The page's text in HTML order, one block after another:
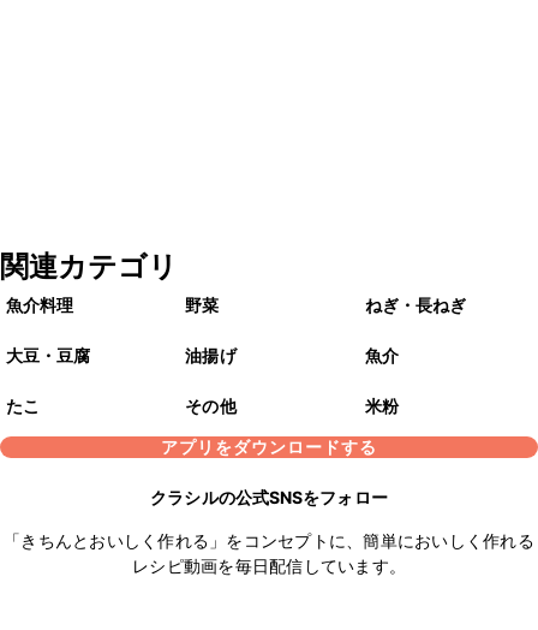
関連カテゴリ
魚介料理 野菜 ねぎ・長ねぎ
大豆・豆腐 油揚げ 魚介
たこ その他
米粉
アプリをダウンロードする
クラシルの公式SNSをフォロー
「きちんとおいしく作れる」をコンセプトに、簡単においしく作れる
レシピ動画を毎日配信しています。